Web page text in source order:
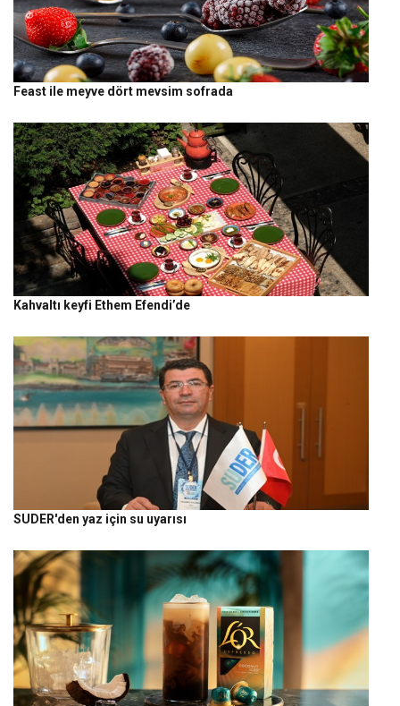
Feast ile meyve dört mevsim sofrada
Kahvaltı keyfi Ethem Efendi’de
SUDER'den yaz için su uyarısı